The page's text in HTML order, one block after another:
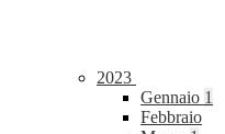
2023
Gennaio 1
Febbraio